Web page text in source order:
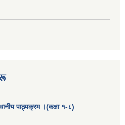
पाठ्यक्रम ।(कक्षा १-८)